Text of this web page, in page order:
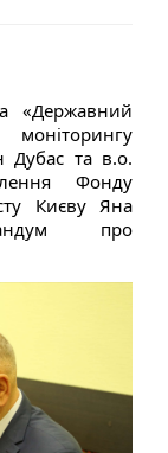
«Державний
моніторингу
Дубас та в.о.
Фонду
Києву Яна
про